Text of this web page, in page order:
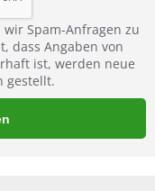
Spam-Anfragen zu
dass Angaben von
ist, werden neue
gestellt.